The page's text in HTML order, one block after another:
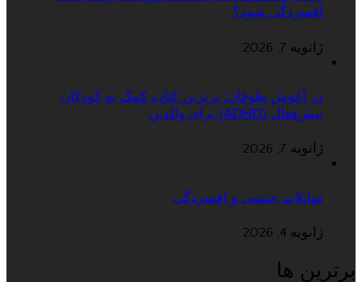
افسردگی شود؟
ژانویه 7, 2026
در آغوش طوفان؛ برترین کتاب کمک به کودکان
بیش‌فعال (ADHD) برای والدین
ژانویه 7, 2026
تمایلات جنسی و افسردگی
ژانویه 4, 2026
برترین ها